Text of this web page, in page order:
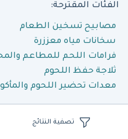
الفئات المقترحة:
مصابيح تسخين الطعام
سخانات مياه معززرة
فرامات اللحم للمطاعم
ثلاجة حفظ اللحوم
معدات تحضير اللحوم
تصفية النتائج